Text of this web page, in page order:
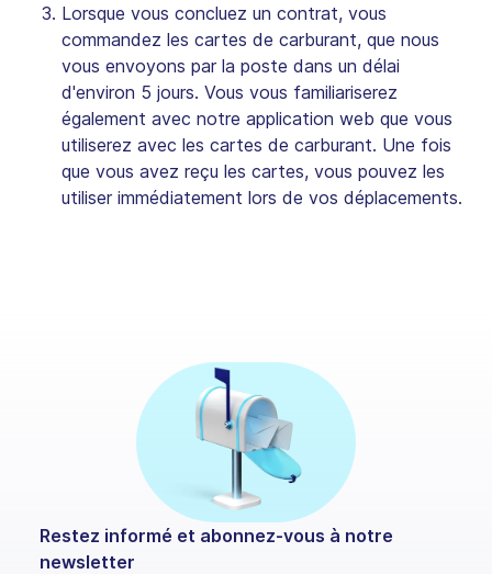
Lorsque vous concluez un contrat, vous
commandez les cartes de carburant, que nous
vous envoyons par la poste dans un délai
d'environ 5 jours. Vous vous familiariserez
également avec notre application web que vous
utiliserez avec les cartes de carburant. Une fois
que vous avez reçu les cartes, vous pouvez les
utiliser immédiatement lors de vos déplacements.
Restez informé et abonnez-vous à notre
newsletter